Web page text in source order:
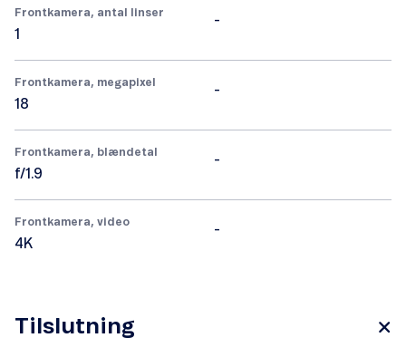
Frontkamera, antal linser
1
-
Frontkamera, megapixel
18
-
Frontkamera, blændetal
f/1.9
-
Frontkamera, video
4K
-
Tilslutning